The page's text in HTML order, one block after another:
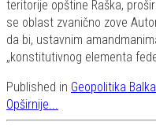
teritorije opštine Raška,
se oblast zvanično zove
da bi, ustavnim
„konstitutivnog elementa
Published in Geopolitika
Opširnije...